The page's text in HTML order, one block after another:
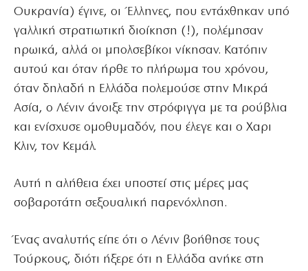
Ουκρανία) έγινε, οι Έλληνες, που εντάχθηκαν υπό
γαλλική στρατιωτική διοίκηση (!), πολέμησαν
ηρωικά, αλλά οι μπολσεβίκοι νίκησαν. Κατόπιν
αυτού και όταν ήρθε το πλήρωμα του χρόνου,
όταν δηλαδή η Ελλάδα πολεμούσε στην Μικρά
Ασία, ο Λένιν άνοιξε την στρόφιγγα με τα ρούβλια
και ενίσχυσε ομοθυμαδόν, που έλεγε και ο Χαρι
Κλιν, τον Κεμάλ.
Αυτή η αλήθεια έχει υποστεί στις μέρες μας
σοβαροτάτη σεξουαλική παρενόχληση.
Ένας αναλυτής είπε ότι ο Λένιν βοήθησε τους
Τούρκους, διότι ήξερε ότι η Ελλάδα ανήκε στη